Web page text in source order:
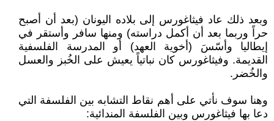
وبعد ذلك عاد فيثاغورس إلى بلاده اليونان (بعد أن أصبح
حراً وربما بعد أن أكمل دراسته) ومنها سافر وأستقر في
إيطاليا وأسّسَ (أخوية العهد) أو المدرسة الفلسفية
القديمة. وفيثاغورس كان نباتياً يعيش على الخُبز والعسل
والخُضر.
وهنا سوف نأتي على أهم نقاط التشابه بين الفلسفة التي
دعا بها فيثاغورس وبين الفلسفة المندائية: